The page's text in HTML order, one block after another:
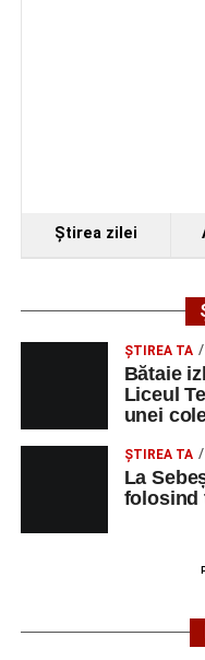
Ştirea zilei
ŞTIREA TA
Bătaie
Liceul
unei
ŞTIREA TA
La
folosind